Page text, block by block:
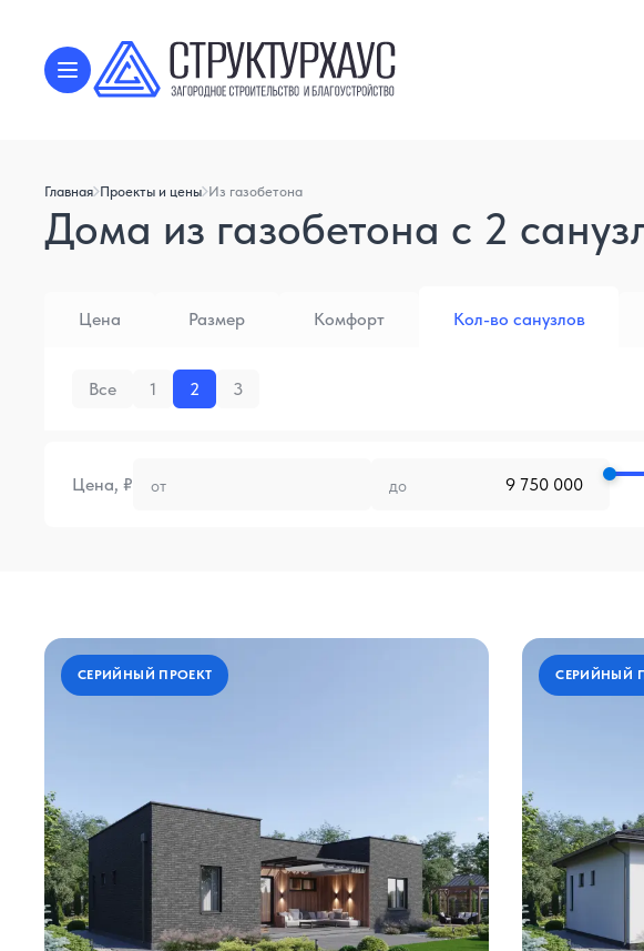
Главная Проекты и цены Из газобетона
Дома из газобетона с 2
Цена Размер Комфорт Кол-во санузлов
Все 1 2 3
Цена, ₽ от до
СЕРИЙНЫЙ ПРОЕКТ СЕРИЙНЫЙ
СЕРИЙНЫЙ